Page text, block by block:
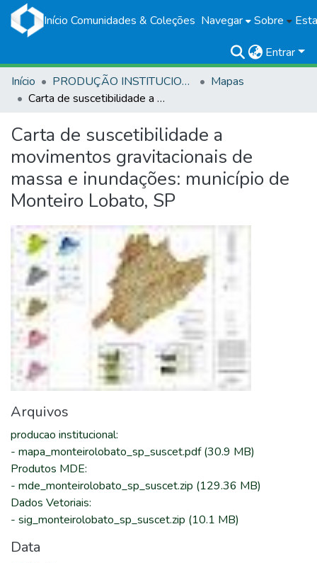
Início Comunidades & Coleções Navegar Sobre
Entrar
Início
PRODUÇÃO INSTITUCIONAL
Mapas
Carta de suscetibilidade a movimentos gravitacionais de massa e inundações: município de Monteiro Lobato, SP
Carta de suscetibilidade a
movimentos gravitacionais de
massa e inundações: município de
Monteiro Lobato, SP
Arquivos
producao institucional:
- mapa_monteirolobato_sp_suscet.pdf(30.9 MB)
Produtos MDE:
- mde_monteirolobato_sp_suscet.zip (129.36 MB)
Dados Vetoriais:
- sig_monteirolobato_sp_suscet.zip (10.1 MB)
Data